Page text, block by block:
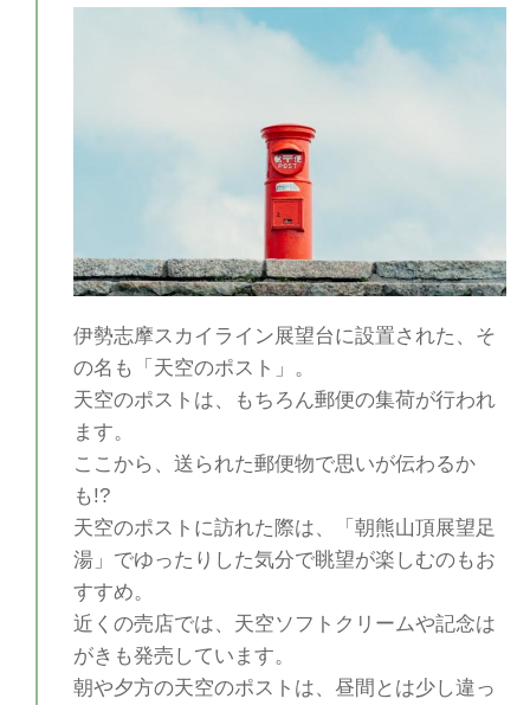
伊勢志摩スカイライン展望台に設置された、そ
の名も「天空のポスト」。
天空のポストは、もちろん郵便の集荷が行われ
ます。
ここから、送られた郵便物で思いが伝わるか
も!?
天空のポストに訪れた際は、「朝熊山頂展望足
湯」でゆったりした気分で眺望が楽しむのもお
すすめ。
近くの売店では、天空ソフトクリームや記念は
がきも発売しています。
朝や夕方の天空のポストは、昼間とは少し違っ